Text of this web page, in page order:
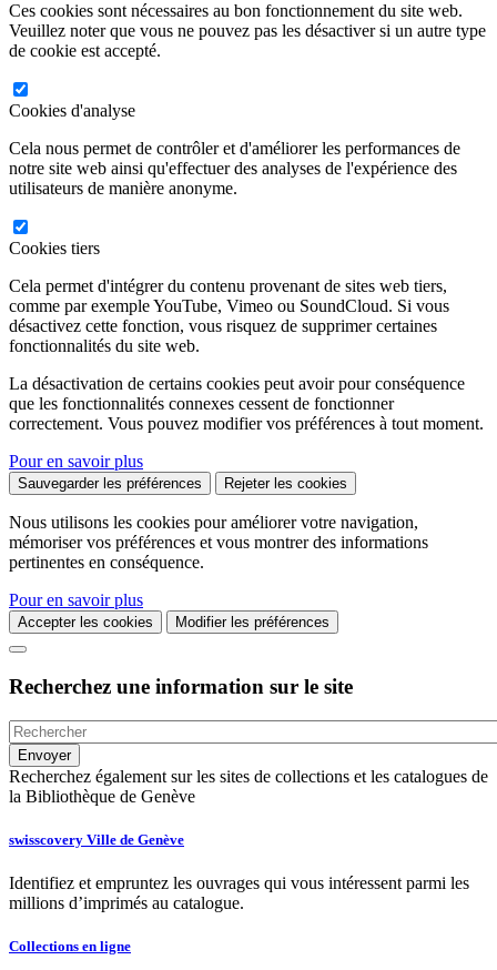
Ces cookies sont nécessaires au bon fonctionnement du site web.
Veuillez noter que vous ne pouvez pas les désactiver si un autre type
de cookie est accepté.
Cookies d'analyse
Cela nous permet de contrôler et d'améliorer les performances de
notre site web ainsi qu'effectuer des analyses de l'expérience des
utilisateurs de manière anonyme.
Cookies tiers
Cela permet d'intégrer du contenu provenant de sites web tiers,
comme par exemple YouTube, Vimeo ou SoundCloud. Si vous
désactivez cette fonction, vous risquez de supprimer certaines
fonctionnalités du site web.
La désactivation de certains cookies peut avoir pour conséquence
que les fonctionnalités connexes cessent de fonctionner
correctement. Vous pouvez modifier vos préférences à tout moment.
Pour en savoir plus
Sauvegarder les préférences Rejeter les cookies
Nous utilisons les cookies pour améliorer votre navigation,
mémoriser vos préférences et vous montrer des informations
pertinentes en conséquence.
Pour en savoir plus
Accepter les cookies Modifier les préférences
Recherchez une information sur le site
Recherchez également sur les sites de collections et les catalogues de
la Bibliothèque de Genève
swisscovery Ville de Genève
Identifiez et empruntez les ouvrages qui vous intéressent parmi les
millions d’imprimés au catalogue.
Collections en ligne